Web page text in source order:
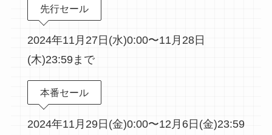
先行セール
2024年11月27日(水)0:00〜11月28日
(木)23:59まで
本番セール
2024年11月29日(金)0:00〜12月6日(金)23:59